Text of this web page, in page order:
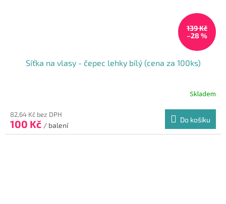
139 Kč
–28 %
Síťka na vlasy - čepec lehky bílý (cena za 100ks)
Skladem
82,64 Kč bez DPH
100 Kč / balení
Do košíku